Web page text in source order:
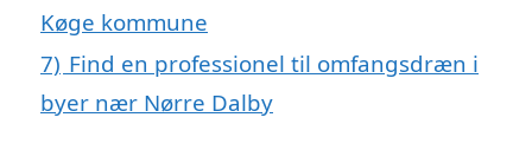
Køge kommune
7) Find en professionel til omfangsdræn i
byer nær Nørre Dalby